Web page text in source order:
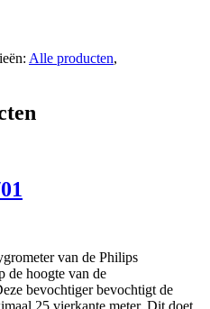
Alle producten,
van de Philips
de hoogte van de
bevochtiger bevochtigt de